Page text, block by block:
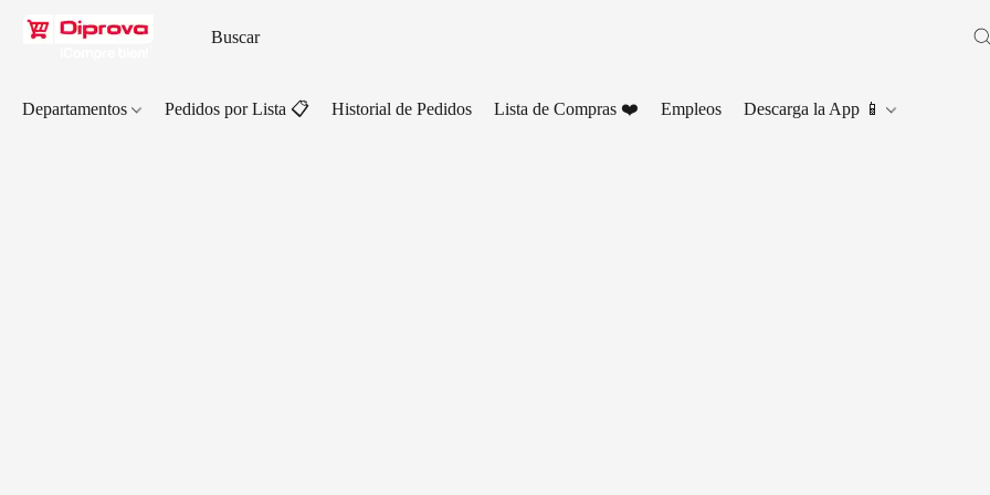
Departamentos Pedidos por Lista 📋 Historial de Pedidos Lista de Compras ❤️ Empleos Descarga la App 📱